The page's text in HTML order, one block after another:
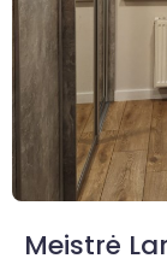
Meistrė